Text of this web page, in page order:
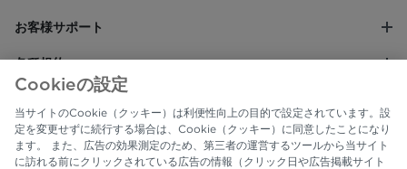
お客様サポート
各種規約
Cookieの設定
当サイトのCookie（クッキー）は利便性向上の目的で設定されています。設
定を変更せずに続行する場合は、Cookie（クッキー）に同意したことになり
ます。 また、広告の効果測定のため、第三者の運営するツールから当サイト
に訪れる前にクリックされている広告の情報（クリック日や広告掲載サイト